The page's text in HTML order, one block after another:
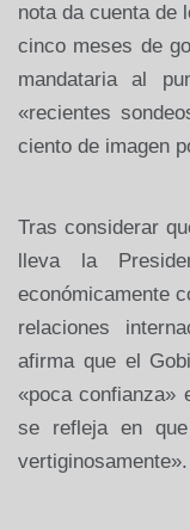
nota da cuenta de
cinco meses de
mandataria al
«recientes
ciento de imagen
Tras considerar
lleva la
económicamente
relaciones
afirma que el
«poca confianza»
se refleja en
vertiginosamente».